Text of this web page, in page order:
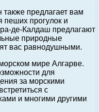
предлагает вам
пеших прогулок и
де-Калдаш предлагают
природные
вас равнодушными.
мире Алгарве.
для
за морскими
с
и многими другими